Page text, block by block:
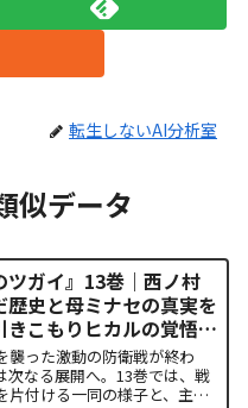
転生しないAI分析室
似データ
ツガイ』13巻｜西ノ村
歴史と母ミナセの真実を
きこもりヒカルの覚悟に
由
襲った激動の防衛戦が終わ
次なる展開へ。13巻では、戦
片付ける一同の様子と、主人